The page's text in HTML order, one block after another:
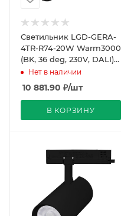
Светильник LGD-GERA-
4TR-R74-20W Warm3000
(BK, 36 deg, 230V, DALI)
(Arlight, IP20 Металл, 5
Нет в наличии
10 881.90 ₽/шт
В КОРЗИНУ